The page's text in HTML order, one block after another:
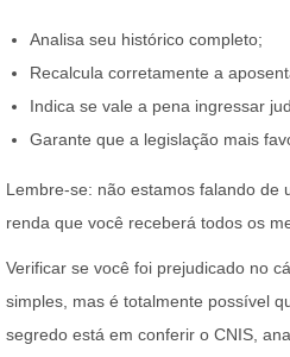
Analisa seu histórico completo;
Recalcula corretamente a
Indica se vale a pena ingressar
Garante que a legislação mais
Lembre-se: não estamos falando de
renda que você receberá todos os
Verificar se você foi prejudicado no
simples, mas é totalmente possível
segredo está em conferir o CNIS,